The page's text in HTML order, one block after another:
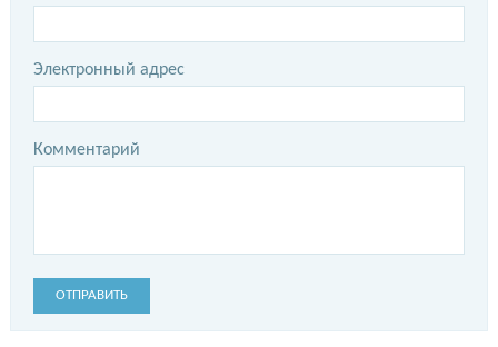
Электронный адрес
Комментарий
ОТПРАВИТЬ